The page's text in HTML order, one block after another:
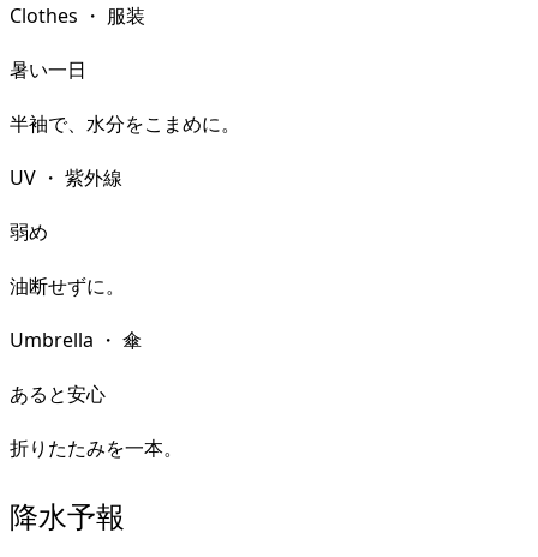
Clothes ・ 服装
暑い一日
半袖で、水分をこまめに。
UV ・ 紫外線
弱め
油断せずに。
Umbrella ・ 傘
あると安心
折りたたみを一本。
降水予報